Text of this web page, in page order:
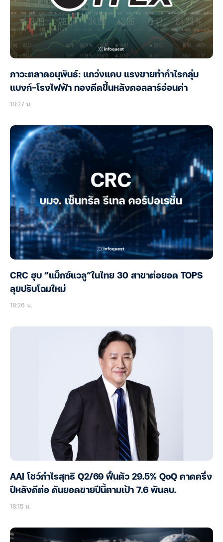
ภาวะตลาดอนุพันธ์: แกว่งแคบ แรงขายทำกำไรกลุ่ม
แบงก์-โรงไฟฟ้า ทองดีดขึ้นหลังดอลลาร์อ่อนค่า
18:27 น.
CRC ฮุบ “แม็กซ์แวลู”ในไทย 30 สาขาต่อยอด TOPS
ลุยปรับโฉมใหม่
18:26 น.
AAI โชว์กำไรสุทธิ Q2/69 ฟื้นตัว 29.5% QoQ คาดครึ่ง
ปีหลังดีต่อ ดันยอดขายปีนี้ตามเป้า 7.6 พันลบ.
18:15 น.